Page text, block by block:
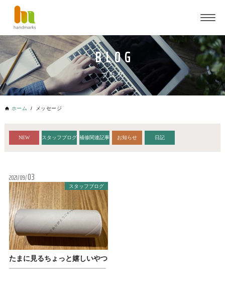
ブログ
ホーム メッセージ
NEW スタッフブログ 補修関連記事 お知らせ 日記
たまに見るちょっと嬉しいやつ
2021 09 03
スタッフブログ